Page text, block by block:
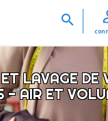

LAVAGE DE
- AIR ET